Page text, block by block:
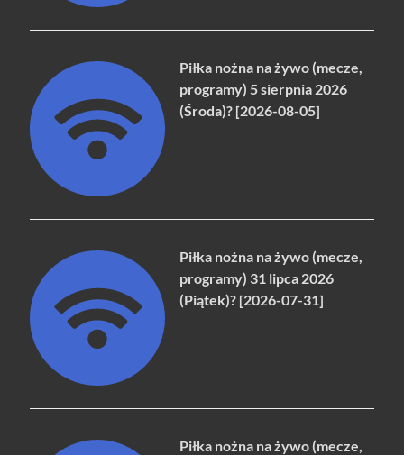
Piłka nożna na żywo (mecze,
programy) 5 sierpnia 2026
(Środa)? [2026-08-05]
Piłka nożna na żywo (mecze,
programy) 31 lipca 2026
(Piątek)? [2026-07-31]
Piłka nożna na żywo (mecze,